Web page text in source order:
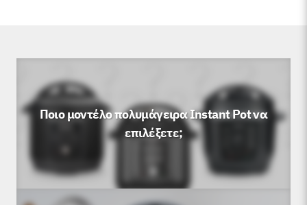
Ποιο μοντέλο πολυμάγειρα Instant Pot να
επιλέξετε;